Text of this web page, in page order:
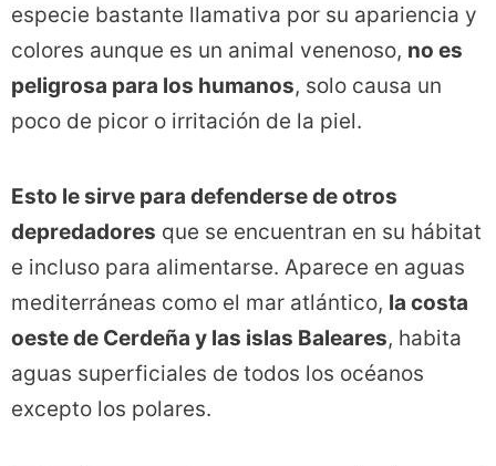
especie bastante llamativa por su apariencia y
colores aunque es un animal venenoso, no es
peligrosa para los humanos, solo causa un
poco de picor o irritación de la piel.
Esto le sirve para defenderse de otros
depredadores que se encuentran en su hábitat
e incluso para alimentarse. Aparece en aguas
mediterráneas como el mar atlántico, la costa
oeste de Cerdeña y las islas Baleares, habita
aguas superficiales de todos los océanos
excepto los polares.